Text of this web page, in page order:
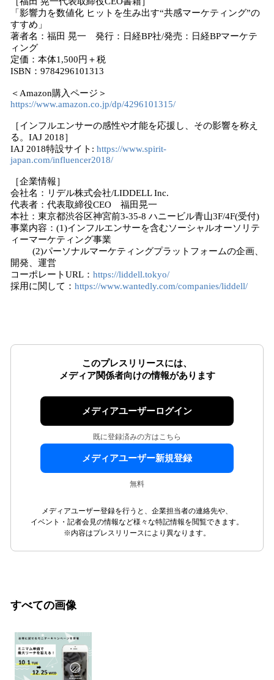
「影響力を数値化 ヒットを生み出す“共感マーケティング”の
すすめ」
著者名：福田 晃一 発行：日経BP社/発売：日経BPマーケテ
ィング
定価：本体1,500円＋税
ISBN：9784296101313
＜Amazon購入ページ＞
https://www.amazon.co.jp/dp/4296101315/
［インフルエンサーの感性や才能を応援し、その影響を称え
る。IAJ 2018］
IAJ 2018特設サイト: https://www.spirit-
japan.com/influencer2018/
［企業情報］
会社名：リデル株式会社/LIDDELL Inc.
代表者：代表取締役CEO 福田晃一
本社：東京都渋谷区神宮前3-35-8 ハニービル青山3F/4F(受付)
事業内容：(1)インフルエンサーを含むソーシャルオーソリテ
ィーマーケティング事業
(2)パーソナルマーケティングプラットフォームの企画、
開発、運営
コーポレートURL： https://liddell.tokyo/
採用に関して： https://www.wantedly.com/companies/liddell/
このプレスリリースには、
メディア関係者向けの情報があります
メディアユーザーログイン
既に登録済みの方はこちら
メディアユーザー新規登録
無料
メディアユーザー登録を行うと、企業担当者の連絡先や、
イベント・記者会見の情報など様々な特記情報を閲覧できます。
※内容はプレスリリースにより異なります。
すべての画像